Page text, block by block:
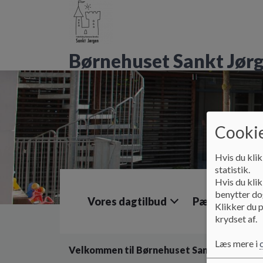
d
Børnehuset Sankt
Vores dagtilbud Pædagogik
Velkommen til Børnehuset Sankt Jørgen
Hvis du
statistik.
Hvis du
benytter
Klikker du
krydset af.
Læs mere i